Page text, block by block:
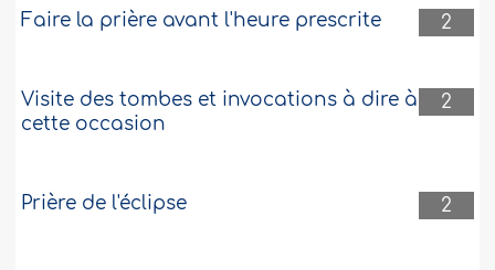
2
Faire la prière avant l'heure prescrite
2
Visite des tombes et invocations à dire à
cette occasion
2
Prière de l'éclipse